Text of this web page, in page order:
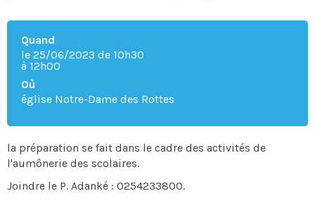
Quand
le 25/06/2023 de 10h30
à 12h00
Où
église Notre-Dame des Rottes
la préparation se fait dans le cadre des activités de
l'aumônerie des scolaires.
Joindre le P. Adanké : 0254233800.